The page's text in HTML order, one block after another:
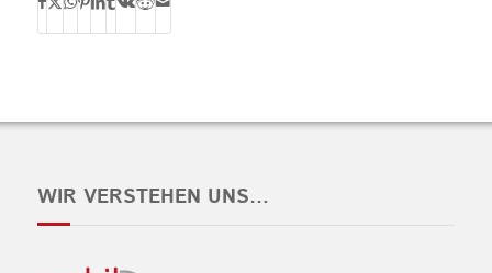
WIR VERSTEHEN UNS…